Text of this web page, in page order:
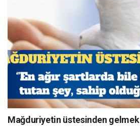
Mağduriyetin üstesinden gelmek